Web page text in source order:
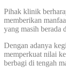
Pihak klinik
memberikan
yang masih berada
Dengan adanya
memperkuat nilai
berbagi di tengah